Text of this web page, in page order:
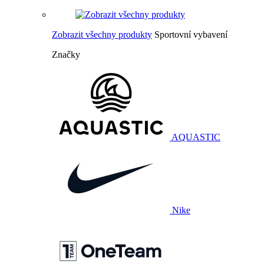
Zobrazit všechny produkty Sportovní vybavení
Značky
AQUASTIC
Nike